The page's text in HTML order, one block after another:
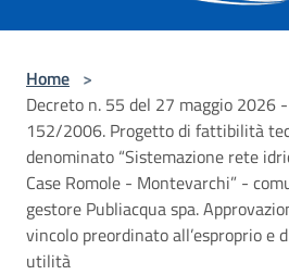
Home >
Decreto n. 55 del 27 maggio 2026
152/2006. Progetto di fattibilità
denominato “Sistemazione rete
Case Romole - Montevarchi” -
gestore Publiacqua spa.
vincolo preordinato all’esproprio e
utilità